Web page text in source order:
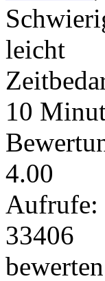
leicht
10
4.00
Aufrufe:
33406